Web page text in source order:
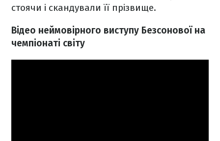
стоячи і скандували її прізвище.
Відео неймовірного виступу Безсонової на
чемпіонаті світу